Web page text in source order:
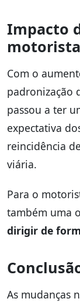
Impacto
Com o
padronização
passou a ter
expectativa
reincidência
viária.
Para o
também uma
dirigir de
As mudanças